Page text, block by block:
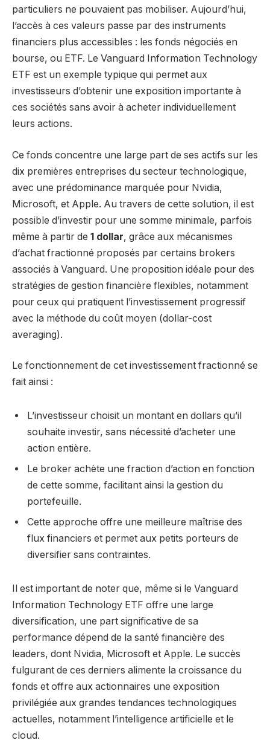
particuliers ne pouvaient pas mobiliser. Aujourd’hui,
l’accès à ces valeurs passe par des instruments
financiers plus accessibles : les fonds négociés en
bourse, ou ETF. Le Vanguard Information Technology
ETF est un exemple typique qui permet aux
investisseurs d’obtenir une exposition importante à
ces sociétés sans avoir à acheter individuellement
leurs actions.
Ce fonds concentre une large part de ses actifs sur les
dix premières entreprises du secteur technologique,
avec une prédominance marquée pour Nvidia,
Microsoft, et Apple. Au travers de cette solution, il est
possible d’investir pour une somme minimale, parfois
même à partir de 1 dollar, grâce aux mécanismes
d’achat fractionné proposés par certains brokers
associés à Vanguard. Une proposition idéale pour des
stratégies de gestion financière flexibles, notamment
pour ceux qui pratiquent l’investissement progressif
avec la méthode du coût moyen (dollar-cost
averaging).
Le fonctionnement de cet investissement fractionné se
fait ainsi :
L’investisseur choisit un montant en dollars qu’il
souhaite investir, sans nécessité d’acheter une
action entière.
Le broker achète une fraction d’action en fonction
de cette somme, facilitant ainsi la gestion du
portefeuille.
Cette approche offre une meilleure maîtrise des
flux financiers et permet aux petits porteurs de
diversifier sans contraintes.
Il est important de noter que, même si le Vanguard
Information Technology ETF offre une large
diversification, une part significative de sa
performance dépend de la santé financière des
leaders, dont Nvidia, Microsoft et Apple. Le succès
fulgurant de ces derniers alimente la croissance du
fonds et offre aux actionnaires une exposition
privilégiée aux grandes tendances technologiques
actuelles, notamment l’intelligence artificielle et le
cloud.